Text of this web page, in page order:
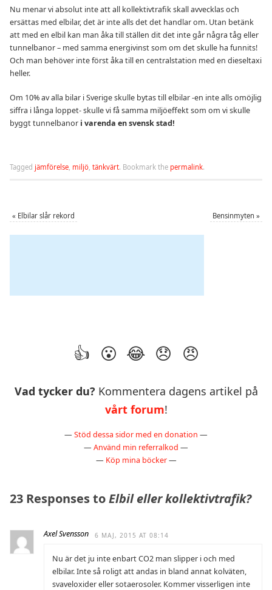
Nu menar vi absolut inte att all kollektivtrafik skall avvecklas och
ersättas med elbilar, det är inte alls det det handlar om. Utan betänk
att med en elbil kan man åka till ställen dit det inte går några tåg eller
tunnelbanor – med samma energivinst som om det skulle ha funnits!
Och man behöver inte först åka till en centralstation med en dieseltaxi
heller.
Om 10% av alla bilar i Sverige skulle bytas till elbilar -en inte alls omöjlig
siffra i långa loppet- skulle vi få samma miljöeffekt som om vi skulle
byggt tunnelbanor i varenda en svensk stad!
Tagged jämförelse, miljö, tänkvärt. Bookmark the permalink.
« Elbilar slår rekord Bensinmyten »
Vad tycker du? Kommentera dagens artikel på
vårt forum!
— Stöd dessa sidor med en donation —
— Använd min referralkod —
— Köp mina böcker—
23 Responses toElbil eller kollektivtrafik?
Axel Svensson 6 MAJ, 2015 AT 08:14
Nu är det ju inte enbart CO2 man slipper i och med
elbilar. Inte så roligt att andas in bland annat kolväten,
svaveloxider eller sotaerosoler. Kommer visserligen inte